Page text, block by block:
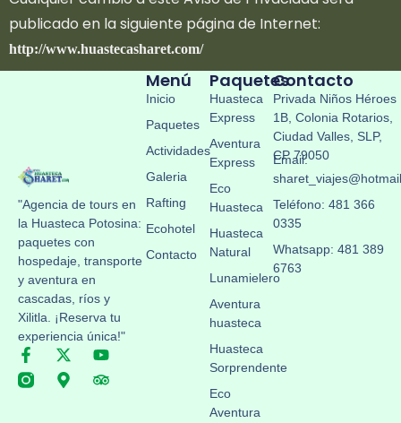
publicado en la siguiente página de Internet:
http://www.huastecasharet.com/
"Agencia de tours en
la Huasteca Potosina:
paquetes con
hospedaje, transporte
y aventura en
cascadas, ríos y
Xilitla. ¡Reserva tu
experiencia única!"
Paquetes
Huasteca
Express
Aventura
Express
Eco
Huasteca
Huasteca
Natural
Lunamielero
Aventura
huasteca
Huasteca
Sorprendente
Eco
Aventura
Menú
Inicio
Paquetes
Actividades
Galeria
Rafting
Ecohotel
Contacto
Contacto
Privada Niños Héroes
1B, Colonia Rotarios,
Ciudad Valles, SLP,
CP 79050
Email:
Teléfono: 481 366
0335
Whatsapp: 481 389
6763